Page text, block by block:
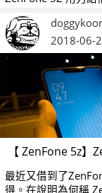
2018-06-
【 ZenFone 5z】
最近又借到了
得。在說明為何稱